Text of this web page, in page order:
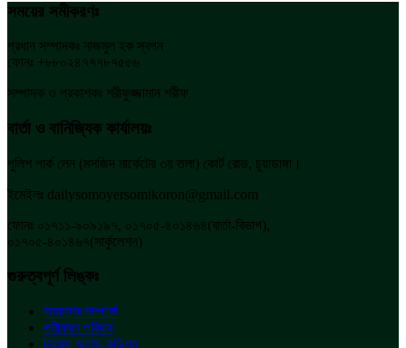
সময়ের সমীকরণঃ
প্রধান সম্পাদকঃ নাজমুল হক স্বপন
ফোনঃ +৮৮০২৪৭৭৭৮৭৫৫৬
সম্পাদক ও প্রকাশকঃ শরীফুজ্জামান শরীফ
বার্তা ও বানিজ্যিক কার্যালয়ঃ
পুলিশ পার্ক লেন (মসজিদ মার্কেটের ৩য় তলা) কোর্ট রোড, চুয়াডাঙ্গা।
ইমেইলঃ dailysomoyersomikoron@gmail.com
ফোনঃ ০১৭১১-৯০৯১৯৭, ০১৭০৫-৪০১৪৬৪(বার্তা-বিভাগ),
০১৭০৫-৪০১৪৬৭(সার্কুলেশন)
গুরুত্বপূর্ণ লিঙ্কঃ
আমাদের সম্পর্কে
সমীকরণ পরিবার
ট্রামস অ্যান্ড কন্ডিশন